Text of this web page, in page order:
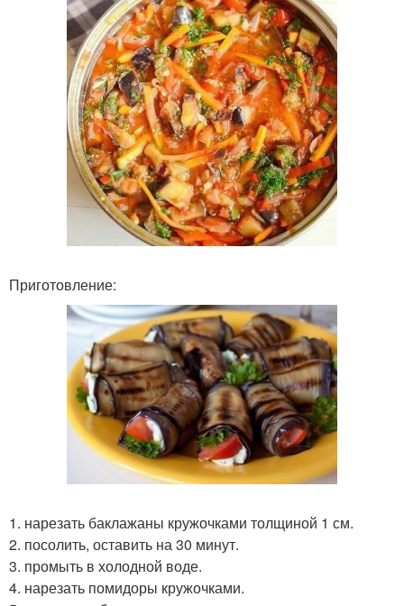
Приготовление:
1. нарезать баклажаны кружочками толщиной 1 см.
2. посолить, оставить на 30 минут.
3. промыть в холодной воде.
4. нарезать помидоры кружочками.